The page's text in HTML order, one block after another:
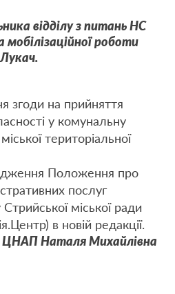
відділу з питань НС
роботи
згоди на прийняття
у комунальну
територіальної
Положення про
послуг
міської ради
в новій редакції.
ЦНАП Наталя Михайлівна